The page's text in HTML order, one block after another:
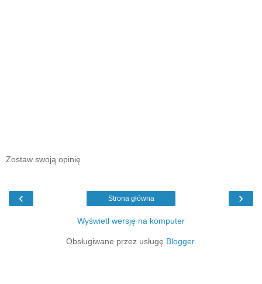
Zostaw swoją opinię
‹ ›
Strona główna
Wyświetl wersję na komputer
Obsługiwane przez usługę Blogger.